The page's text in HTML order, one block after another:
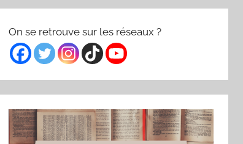
On se retrouve sur les réseaux ?